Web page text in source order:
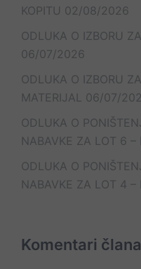
KOPITU 02/08/2026
ODLUKA O IZBORU
06/07/2026
ODLUKA O IZBORU
MATERIJAL 06/07/
ODLUKA O
NABAVKE ZA LOT 6 –
ODLUKA O
NABAVKE ZA LOT 4 –
Komentari